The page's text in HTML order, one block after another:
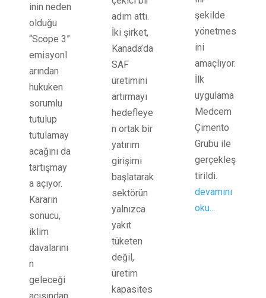
inin neden
olduğu
“Scope 3”
emisyonl
arından
hukuken
sorumlu
tutulup
tutulamay
acağını da
tartışmay
a açıyor.
Kararın
sonucu,
iklim
davalarını
n
geleceği
adım attı.
İki şirket,
Kanada’da
SAF
üretimini
artırmayı
hedefleye
n ortak bir
yatırım
girişimi
başlatarak
sektörün
yalnızca
yakıt
tüketen
değil,
üretim
kapasites
şekilde
yönetmes
ini
amaçlıyor.
İlk
uygulama
Medcem
Çimento
Grubu ile
gerçekleş
tirildi.
devamını
oku...